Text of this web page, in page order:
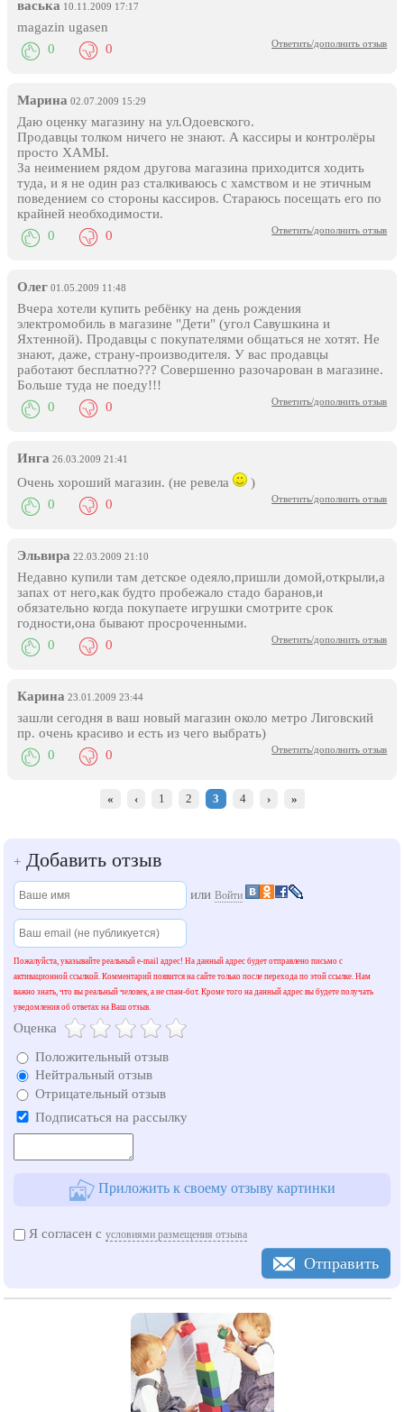
васька 10.11.2009 17:17
magazin ugasen
Ответить/дополнить отзыв
0 0
Марина 02.07.2009 15:29
Даю оценку магазину на ул.Одоевского.
Продавцы толком ничего не знают. А кассиры и контролёры
просто ХАМЫ.
За неимением рядом другова магазина приходится ходить
туда, и я не один раз сталкиваюсь с хамством и не этичным
поведением со стороны кассиров. Стараюсь посещать его по
крайней необходимости.
Ответить/дополнить отзыв
0 0
Олег 01.05.2009 11:48
Вчера хотели купить ребёнку на день рождения
электромобиль в магазине "Дети" (угол Савушкина и
Яхтенной). Продавцы с покупателями общаться не хотят. Не
знают, даже, страну-производителя. У вас продавцы
работают бесплатно??? Совершенно разочарован в магазине.
Больше туда не поеду!!!
Ответить/дополнить отзыв
0 0
Инга 26.03.2009 21:41
Очень хороший магазин. (не ревела )
Ответить/дополнить отзыв
0 0
Эльвира 22.03.2009 21:10
Недавно купили там детское одеяло,пришли домой,открыли,а
запах от него,как будто пробежало стадо баранов,и
обязательно когда покупаете игрушки смотрите срок
годности,она бывают просроченными.
Ответить/дополнить отзыв
0 0
Карина 23.01.2009 23:44
зашли сегодня в ваш новый магазин около метро Лиговский
пр. очень красиво и есть из чего выбрать)
Ответить/дополнить отзыв
0 0
« ‹ 1 2 3 4 › »
+ Добавить отзыв
илиВойти
Пожалуйста, указывайте реальный e-mail адрес! На данный адрес будет отправлено письмо с
активационной ссылкой. Комментарий появится на сайте только после перехода по этой ссылке. Нам
важно знать, что вы реальный человек, а не спам-бот. Кроме того на данный адрес вы будете получать
уведомления об ответах на Ваш отзыв.
Оценка
Положительный отзыв
Нейтральный отзыв
Отрицательный отзыв
Подписаться на рассылку
Приложить к своему отзыву картинки
Я согласен сусловиями размещения отзыва
Отправить